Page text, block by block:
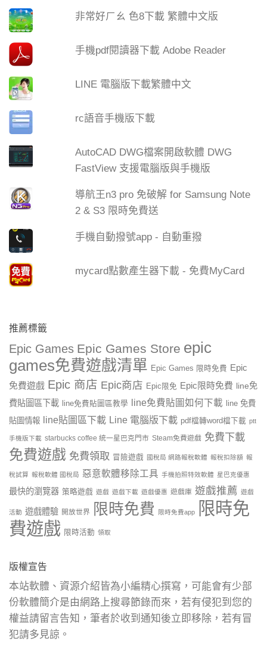
非常好ㄏㄠ 色8下載 繁體中文版
手機pdf閱讀器下載 Adobe Reader
LINE 電腦版下載繁體中文
rc語音手機版下載
AutoCAD DWG檔案開啟軟體 DWG
FastView 支援電腦版與手機版
導航王n3 pro 免破解 for Samsung Note
2 & S3 限時免費送
手機自動撥號app - 自動重撥
mycard點數產生器下載 - 免費MyCard
推薦標籤
Epic Games Epic Games Store epic
games免費遊戲清單 Epic Games 限時免費 Epic
免費遊戲 Epic 商店 Epic商店 Epic限免 Epic限時免費 line免
費貼圖區下載
line免費貼圖區教學 line免費貼圖如何下載
line 免費
貼圖情報
line貼圖區下載 Line 電腦版下載 pdf檔轉word檔下載 ptt
手機版下載 starbucks coffee 統一星巴克門市 Steam免費遊戲 免費下載
免費遊戲 免費領取 冒險遊戲 國稅局 網路報稅軟體 報稅扣除額 報
稅試算 報稅軟體 國稅局 惡意軟體移除工具 手機拍照特效軟體 星巴克優惠
最快的瀏覽器 策略遊戲 遊戲 遊戲下載 遊戲優惠 遊戲庫 遊戲推薦 遊戲
活動 遊戲體驗 開放世界 限時免費 限時免費app
限時免
費遊戲 限時活動 領取
版權宣告
本站軟體、資源介紹皆為小編精心撰寫，可能會有少部
份軟體簡介是由網路上搜尋節錄而來，若有侵犯到您的
權益請留言告知，筆者於收到通知後立即移除，若有冒
犯請多見諒。